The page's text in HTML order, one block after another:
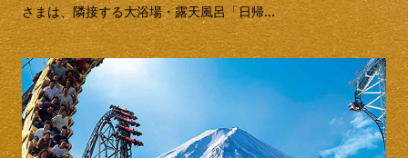
さまは、隣接する大浴場・露天風呂「日帰...